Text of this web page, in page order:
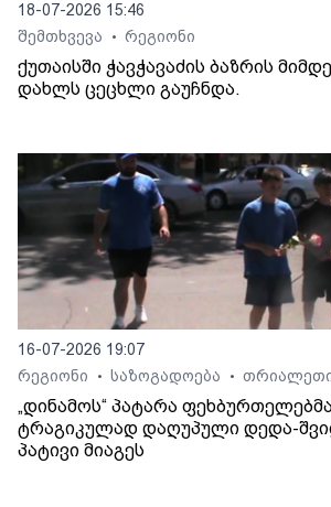
18-07-2026 15:46
შემთხვევა
• რეგიონი
ქუთაისში ჭავჭავაძის ბაზრის
დახლს ცეცხლი გაუჩნდა.
16-07-2026 19:07
რეგიონი
• საზოგადოება •
„დინამოს“ პატარა
ტრაგიკულად დაღუპული დედა-
პატივი მიაგეს